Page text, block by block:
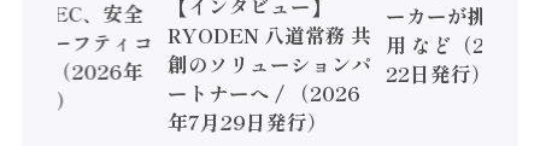
/ IDEC、安全
すセーフティコ
ーラ（2026年
発行）
【インタビュー】
RYODEN 八道常務 共
創のソリューションパ
ートナーへ / （2026
年7月29日発行）
ーカーが挑むデ
用 など（2026
22日発行）